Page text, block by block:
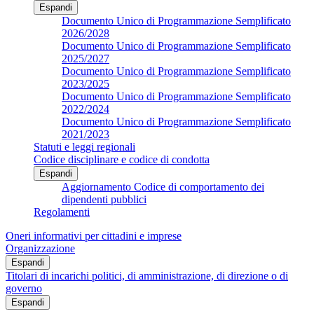
Espandi
Documento Unico di Programmazione Semplificato
2026/2028
Documento Unico di Programmazione Semplificato
2025/2027
Documento Unico di Programmazione Semplificato
2023/2025
Documento Unico di Programmazione Semplificato
2022/2024
Documento Unico di Programmazione Semplificato
2021/2023
Statuti e leggi regionali
Codice disciplinare e codice di condotta
Espandi
Aggiornamento Codice di comportamento dei
dipendenti pubblici
Regolamenti
Oneri informativi per cittadini e imprese
Organizzazione
Espandi
Titolari di incarichi politici, di amministrazione, di direzione o di
governo
Espandi